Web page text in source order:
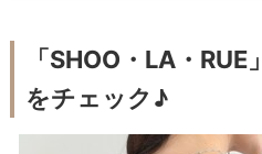
「SHOO・LA・
をチェック♪